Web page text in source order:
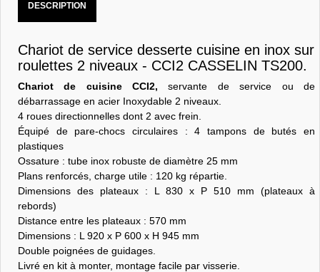
DESCRIPTION
Chariot de service desserte cuisine en inox sur
roulettes 2 niveaux - CCI2 CASSELIN TS200.
Chariot de cuisine CCI2, servante de service ou de
débarrassage en acier Inoxydable 2 niveaux.
4 roues directionnelles dont 2 avec frein.
Équipé de pare-chocs circulaires : 4 tampons de butés en
plastiques
Ossature : tube inox robuste de diamètre 25 mm
Plans renforcés, charge utile : 120 kg répartie.
Dimensions des plateaux : L 830 x P 510 mm (plateaux à
rebords)
Distance entre les plateaux : 570 mm
Dimensions : L 920 x P 600 x H 945 mm
Double poignées de guidages.
Livré en kit à monter, montage facile par visserie.